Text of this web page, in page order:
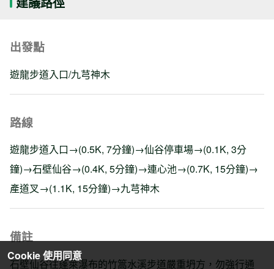
出發點
遊龍步道入口/九芎神木
路線
遊龍步道入口→(0.5K, 7分鐘)→仙谷停車場→(0.1K, 3分
鐘)→石壁仙谷→(0.4K, 5分鐘)→連心池→(0.7K, 15分鐘)→
產道叉→(1.1K, 15分鐘)→九芎神木
備註
石壁仙谷往蓬萊瀑布的竹篙水溪步道嚴重坍方，勿強行通
Cookie 使用同意